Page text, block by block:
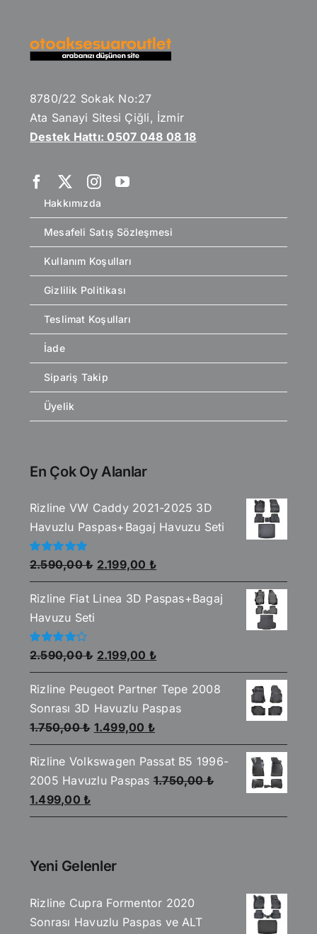
8780/22 Sokak No:27
Ata Sanayi Sitesi Çiğli, İzmir
Destek Hattı: 0507 048 08 18
Hakkımızda
Mesafeli Satış Sözleşmesi
Kullanım Koşulları
Gizlilik Politikası
Teslimat Koşulları
İade
Sipariş Takip
Üyelik
En Çok Oy Alanlar
Rizline VW Caddy 2021-2025 3D
Havuzlu Paspas+Bagaj Havuzu Seti
5
üzerinden
5.00oy aldı
2.590,00₺ Orijinal
fiyat:
2.590,00 ₺.
2.199,00 ₺Şu
andaki
fiyat:
Rizline Fiat Linea 3D Paspas+Bagaj
Havuzu Seti
5
üzerinden
4.00oy
aldı
2.590,00₺ Orijinal
fiyat:
2.590,00 ₺.
2.199,00 ₺Şu
andaki
fiyat:
2.199,00 ₺.
Rizline Peugeot Partner Tepe 2008
Sonrası 3D Havuzlu Paspas
1.750,00₺ Orijinal
fiyat:
1.750,00 ₺.
1.499,00 ₺Şu
andaki
fiyat:
1.499,00 ₺.
Rizline Volkswagen Passat B5 1996-
2005 Havuzlu Paspas 1.750,00₺
Orijinal
fiyat:
1.499,00 ₺Şu
andaki
Yeni Gelenler
Rizline Cupra Formentor 2020
Sonrası Havuzlu Paspas ve ALT